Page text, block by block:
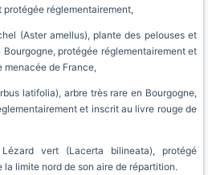
réglementairement,
(Aster amellus), plante des pelouses et
protégée réglementairement et
menacée de France,
latifolia), arbre très rare en Bourgogne,
et inscrit au livre rouge de
vert (Lacerta bilineata), protégé
limite nord de son aire de répartition.